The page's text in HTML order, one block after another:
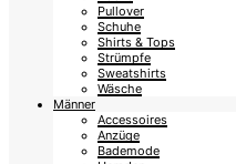
Pullover
Schuhe
Shirts & Tops
Strümpfe
Sweatshirts
Wäsche
Männer
Accessoires
Anzüge
Bademode